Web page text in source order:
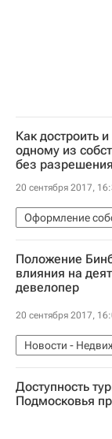
Как достроить
одному из
без
20 сентября 2017,
Вопрос-ответ –
Положение
влияния на
девелопер
20 сентября 2017,
Новости -
ГК "А101"
Санация банков
Доступность
Подмосковья